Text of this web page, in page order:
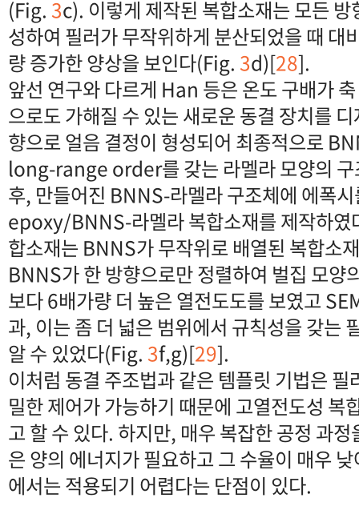
(Fig. 3c). 이렇게 제작된 복합소재는 모든
성하여 필러가 무작위하게 분산되었을 때 대
량 증가한 양상을 보인다(Fig. 3d)[28].
앞선 연구와 다르게 Han 등은 온도 구배가
으로도 가해질 수 있는 새로운 동결 장치를
향으로 얼음 결정이 형성되어 최종적으로
long-range order를 갖는 라멜라 모양의 구
후, 만들어진 BNNS-라멜라 구조체에 에폭
epoxy/BNNS-라멜라 복합소재를 제작하
합소재는 BNNS가 무작위로 배열된 복합소
BNNS가 한 방향으로만 정렬하여 벌집 모양
보다 6배가량 더 높은 열전도도를 보였고
과, 이는 좀 더 넓은 범위에서 규칙성을 갖는
알 수 있었다(Fig. 3f,g)[29].
이처럼 동결 주조법과 같은 템플릿 기법은
밀한 제어가 가능하기 때문에 고열전도성 복
고 할 수 있다. 하지만, 매우 복잡한 공정 과
은 양의 에너지가 필요하고 그 수율이 매우
에서는 적용되기 어렵다는 단점이 있다.